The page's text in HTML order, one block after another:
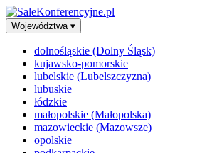
Województwa ▾
dolnośląskie (Dolny Śląsk)
kujawsko-pomorskie
lubelskie (Lubelszczyzna)
lubuskie
łódzkie
małopolskie (Małopolska)
mazowieckie (Mazowsze)
opolskie